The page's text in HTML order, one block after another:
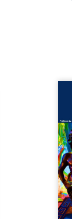
La
de
qui